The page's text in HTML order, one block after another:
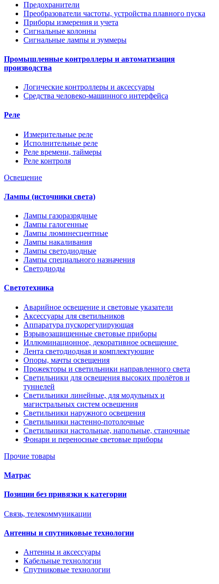
Предохранители
Преобразователи частоты, устройства плавного пуска
Приборы измерения и учета
Сигнальные колонны
Сигнальные лампы и зуммеры
Промышленные контроллеры и автоматизация
производства
Логические контроллеры и аксессуары
Средства человеко-машинного интерфейса
Реле
Измерительные реле
Исполнительные реле
Реле времени, таймеры
Реле контроля
Освещение
Лампы (источники света)
Лампы газоразрядные
Лампы галогенные
Лампы люминесцентные
Лампы накаливания
Лампы светодиодные
Лампы специального назначения
Светодиоды
Светотехника
Аварийное освещение и световые указатели
Аксессуары для светильников
Аппаратура пускорегулирующая
Взрывозащищенные световые приборы
Иллюминационное, декоративное освещение
Лента светодиодная и комплектующие
Опоры, мачты освещения
Прожекторы и светильники направленного света
Светильники для освещения высоких пролётов и
туннелей
Светильники линейные, для модульных и
магистральных систем освещения
Светильники наружного освещения
Светильники настенно-потолочные
Светильники настольные, напольные, станочные
Фонари и переносные световые приборы
Прочие товары
Матрас
Позиции без привязки к категории
Связь, телекоммуникации
Антенны и спутниковые технологии
Антенны и аксессуары
Кабельные технологии
Спутниковые технологии